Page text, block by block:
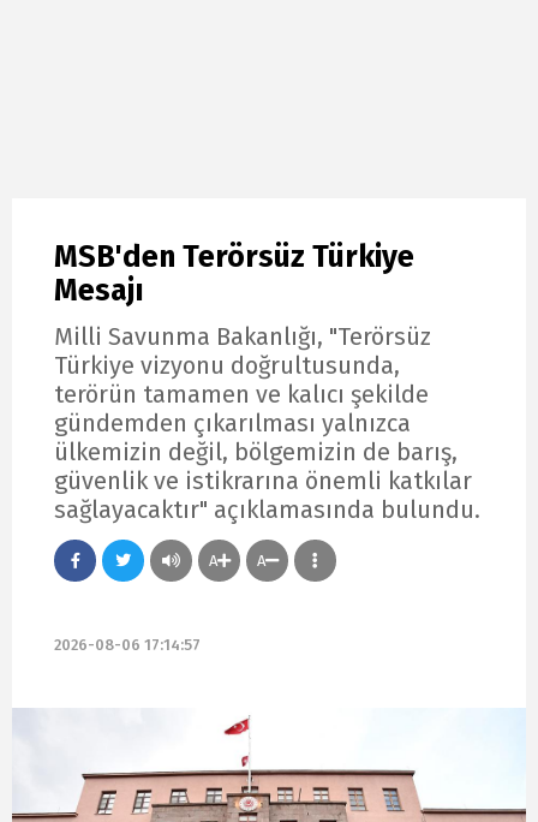
MSB'den Terörsüz Türkiye
Mesajı
Milli Savunma Bakanlığı, "Terörsüz
Türkiye vizyonu doğrultusunda,
terörün tamamen ve kalıcı şekilde
gündemden çıkarılması yalnızca
ülkemizin değil, bölgemizin de barış,
güvenlik ve istikrarına önemli katkılar
sağlayacaktır" açıklamasında bulundu.
A A
2026-08-06 17:14:57